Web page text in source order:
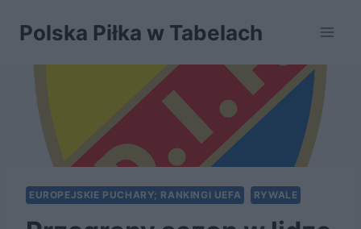
Polska Piłka w Tabelach
EUROPEJSKIE PUCHARY; RANKINGI UEFA RYWALE